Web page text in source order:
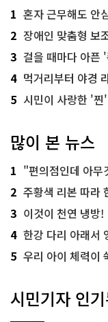
1 혼자 근무해도 안
2 장애인 맞춤형 보조
3 걸을 때마다 아픈 '
4 먹거리부터 야경
5 시민이 사랑한 '찐'
많이 본 뉴스
1 "편의점인데 아무것도
2 주황색 리본 따라 한
3 이것이 천연 냉방
4 한강 다리 아래서
5 우리 아이 체력이
시민기자 인